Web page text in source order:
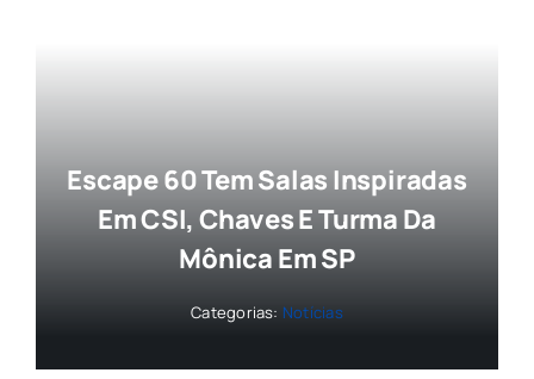
Escape 60 Tem Salas Inspiradas
Em CSI, Chaves E Turma Da
Mônica Em SP
Categorias: Notícias